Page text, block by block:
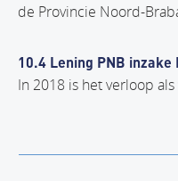
de Provincie Noord-
10.4 Lening PNB
In 2018 is het verloop als